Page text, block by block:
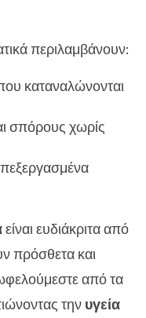
περιλαμβάνουν:
καταναλώνονται
σπόρους χωρίς
είναι ευδιάκριτα από
πρόσθετα και
από τα
την υγεία